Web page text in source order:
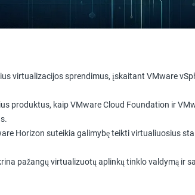
virtualizacijos sprendimus, įskaitant VMware
produktus, kaip VMware Cloud Foundation ir
Horizon suteikia galimybę teikti virtualiuosius
pažangų virtualizuotų aplinkų tinklo valdymą ir